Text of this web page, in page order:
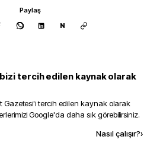
Paylaş
N
tercih edilen kaynak olarak
Gazetesi'i tercih edilen kaynak olarak
Google'da daha sık görebilirsiniz.
Nasıl çalışır?›